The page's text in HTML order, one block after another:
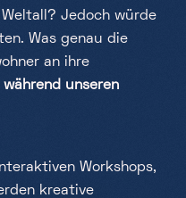
Jedoch würde
Was genau die
an ihre
unseren
Workshops,
kreative